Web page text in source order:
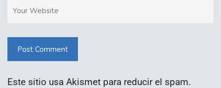
Post Comment
Este sitio usa Akismet para reducir el spam.